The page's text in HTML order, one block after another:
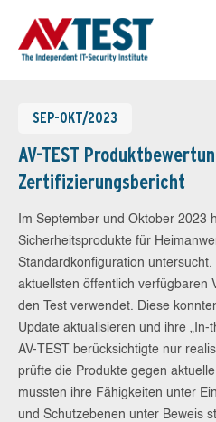
SEP-OKT/2023
AV-TEST
Zertifizierungsbericht
Im September und Oktober 2023
Sicherheitsprodukte für
Standardkonfiguration
aktuellsten öffentlich verfügbaren
den Test verwendet. Diese
Update aktualisieren und ihre „In-
AV-TEST berücksichtigte nur
prüfte die Produkte gegen
mussten ihre Fähigkeiten unter
und Schutzebenen unter Beweis